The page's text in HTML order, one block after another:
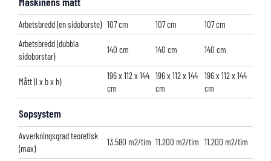
Arbetsbredd (en sidoborste) 107 cm 107 cm
107 cm
Arbetsbredd (dubbla
sidoborstar)
140 cm 140 cm 140 cm
Mått (l x b x h)
196 x 112 x 144
cm
196 x 112 x 144
cm
196 x 112 x 144
cm
Sopsystem
Avverkningsgrad teoretisk
(max)
13.580 m2/tim 11.200 m2/tim 11.200 m2/tim